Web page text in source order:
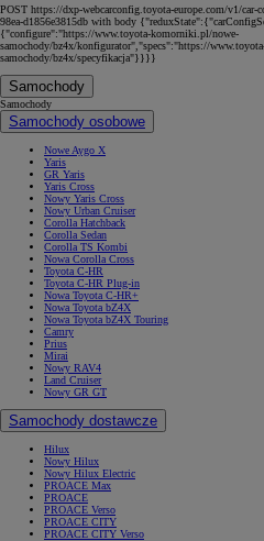
POST https://dxp-webcarconfig.toyota-europe.com/v1/
98ea-d1856e3815db with body
{"configure":"https://www.toyota-komorniki.pl/nowe-
samochody/bz4x/konfigurator","specs":"https://
samochody/bz4x/specyfikacja"}}}}
Samochody
Samochody
Samochody osobowe
Nowe Aygo X
Yaris
GR Yaris
Yaris Cross
Nowy Yaris Cross
Nowy Urban Cruiser
Corolla Hatchback
Corolla Sedan
Corolla TS Kombi
Nowa Corolla Cross
Toyota C-HR
Toyota C-HR Plug-in
Nowa Toyota C-HR+
Nowa Toyota bZ4X
Nowa Toyota bZ4X Touring
Camry
Prius
Mirai
Nowy RAV4
Land Cruiser
Nowy GR GT
Samochody dostawcze
Hilux
Nowy Hilux
Nowy Hilux Electric
PROACE Max
PROACE
PROACE Verso
PROACE CITY
PROACE CITY Verso